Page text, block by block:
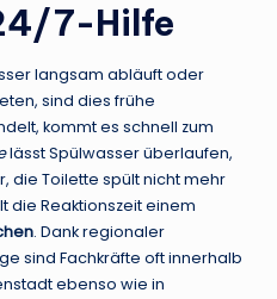
7-Hilfe
langsam abläuft oder
sind dies frühe
kommt es schnell zum
lässt Spülwasser überlaufen,
die Toilette spült nicht mehr
die Reaktionszeit einem
. Dank regionaler
sind Fachkräfte oft innerhalb
ebenso wie in